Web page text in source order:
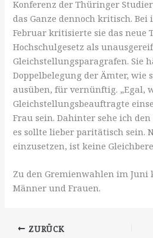
Konferenz der Thüringer
das Ganze dennoch kritisch.
Februar kritisierte sie das neue
Hochschulgesetz als
Gleichstellungsparagrafen. Sie
Doppelbelegung der Ämter, wie
ausüben, für vernünftig. „Egal,
Gleichstellungsbeauftragte
Frau sein. Dahinter sehe ich
es sollte lieber paritätisch sein.
einzusetzen, ist keine
Zu den Gremienwahlen im
Männer und Frauen.
ZURÜCK